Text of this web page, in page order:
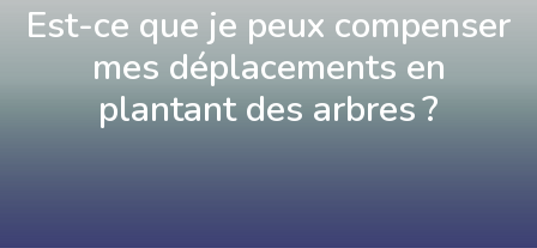
Est-ce que je peux compenser
mes déplacements en
plantant des arbres ?